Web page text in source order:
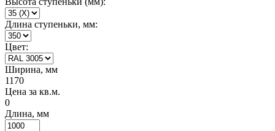
Длина ступеньки, мм:
Цвет:
Ширина, мм
1170
Цена за кв.м.
0
Длина, мм